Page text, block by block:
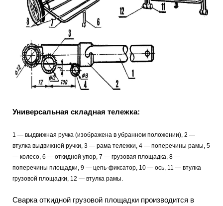
Универсальная складная тележка:
1 — выдвижная ручка (изображена в убранном положении), 2 —
втулка выдвижной ручки, 3 — рама тележки, 4 — поперечины рамы, 5
— колесо, 6 — откидной упор, 7 — грузовая площадка, 8 —
поперечины площадки, 9 — цепь-фиксатор, 10 — ось, 11 — втулка
грузовой площадки, 12 — втулка рамы.
Сварка откидной грузовой площадки производится в